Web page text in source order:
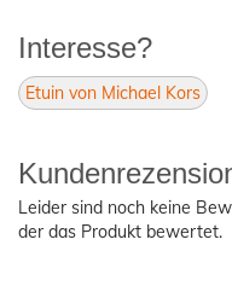
Interesse?
Etuin von Michael Kors
Leider sind noch keine
der das Produkt bewertet.